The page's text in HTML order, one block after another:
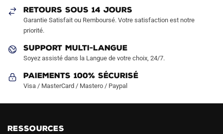
la
page
produit
RETOURS SOUS 14 JOURS
Garantie Satisfait ou Remboursé. Votre satisfaction est notre
priorité.
SUPPORT MULTI-LANGUE
Soyez assisté dans la Langue de votre choix, 24/7.
Paiements 100% Sécurisé
Visa / MasterCard / Mastero / Paypal
RESSOURCES